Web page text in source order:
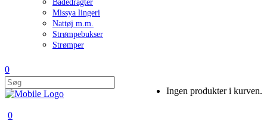
Badedragter
Missya lingeri
Nattøj m.m.
Strømpebukser
Strømper
0
Ingen produkter i kurven.
0